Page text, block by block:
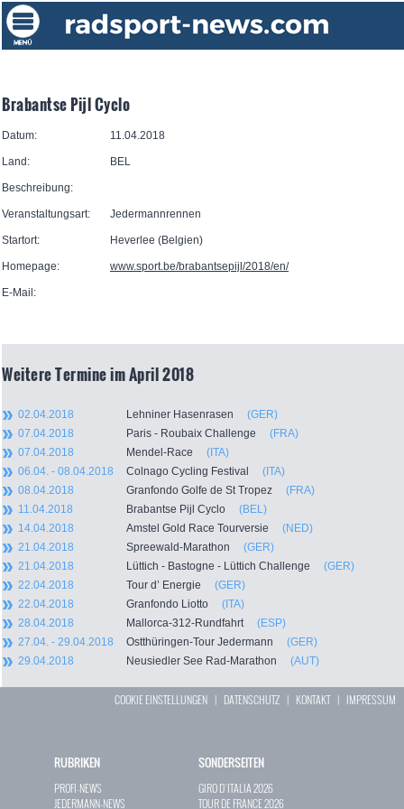
Brabantse Pijl Cyclo
Datum: 11.04.2018
Land: BEL
Beschreibung:
Veranstaltungsart: Jedermannrennen
Startort: Heverlee (Belgien)
Homepage: www.sport.be/brabantsepijl/2018/en/
E-Mail:
Weitere Termine im April 2018
02.04.2018 Lehniner Hasenrasen (GER)
07.04.2018
Paris - Roubaix Challenge (FRA)
07.04.2018
Mendel-Race (ITA)
06.04. - 08.04.2018
Colnago Cycling Festival (ITA)
08.04.2018
Granfondo Golfe de St Tropez (FRA)
11.04.2018
Brabantse Pijl Cyclo (BEL)
14.04.2018
Amstel Gold Race Tourversie (NED)
21.04.2018
Spreewald-Marathon (GER)
21.04.2018
Lüttich - Bastogne - Lüttich Challenge (GER)
22.04.2018
Tour d’ Energie (GER)
22.04.2018
Granfondo Liotto (ITA)
28.04.2018
Mallorca-312-Rundfahrt (ESP)
27.04. - 29.04.2018
Ostthüringen-Tour Jedermann (GER)
29.04.2018
Neusiedler See Rad-Marathon (AUT)
COOKIE EINSTELLUNGEN | DATENSCHUTZ | KONTAKT| IMPRESSUM
RUBRIKEN
PROFI-NEWS
JEDERMANN-NEWS
SONDERSEITEN
GIRO D`ITALIA 2026
TOUR DE FRANCE 2026